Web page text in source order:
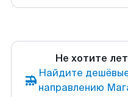
Не хотите
Найдите
направлению